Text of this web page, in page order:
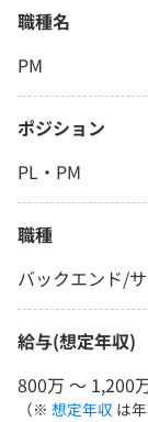
職種名
PM
ポジション
PL・PM
職種
バックエンド/
給与(想定年収)
800万 〜 1,200
（※ 想定年収 は